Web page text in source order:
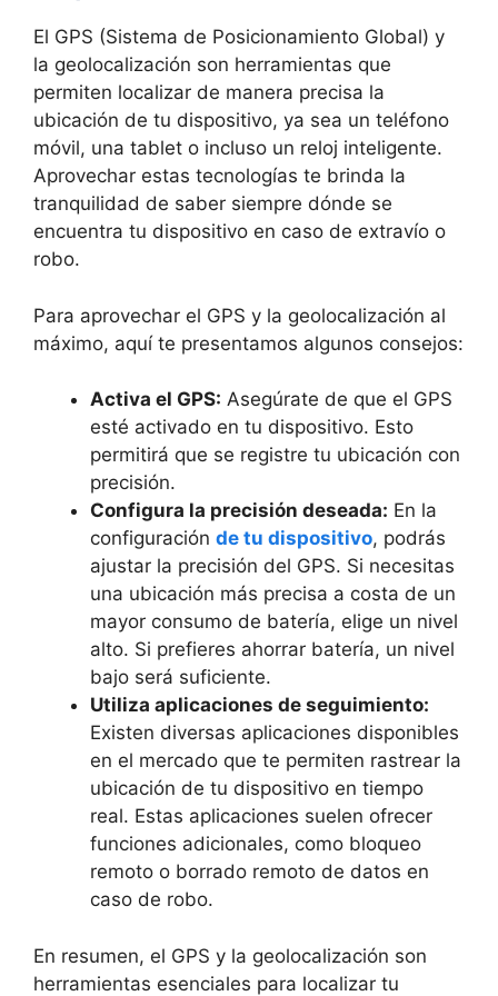
El​ GPS⁤ (Sistema de Posicionamiento Global) y‌
la geolocalización​ son herramientas que
permiten localizar de ‍manera precisa la
ubicación‌ de⁢ tu dispositivo, ⁤ya ​sea un teléfono
móvil, una tablet​ o⁤ incluso un reloj inteligente.
Aprovechar estas tecnologías te brinda la‍
tranquilidad de ⁤saber siempre dónde ‌se
encuentra tu dispositivo en caso de extravío⁢ o
robo.
Para aprovechar el GPS⁤ y​ la geolocalización al
máximo, aquí te presentamos algunos consejos:
Activa el GPS: Asegúrate de que el GPS
esté ⁣activado en tu dispositivo. Esto
permitirá que se registre tu ubicación⁢ con
precisión.
Configura la precisión‍ deseada: En la
configuración de tu dispositivo, podrás
ajustar la precisión del GPS. Si ‍necesitas
una ubicación más precisa a costa de un
mayor consumo ​de‍ batería, elige un nivel
alto. Si ⁤prefieres ahorrar batería, un⁢ nivel
bajo será ⁢suficiente.
Utiliza aplicaciones de seguimiento:
Existen diversas ⁣aplicaciones disponibles
en el mercado que te permiten rastrear ​la
ubicación de tu dispositivo en tiempo
real. Estas aplicaciones ​suelen ofrecer
funciones adicionales, como bloqueo
remoto o borrado remoto de datos en
caso de robo.
En resumen, el⁣ GPS y la geolocalización ⁣son
herramientas esenciales para localizar tu